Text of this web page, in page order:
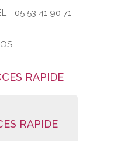
- 05 53 41 90 71
RAPIDE
RAPIDE